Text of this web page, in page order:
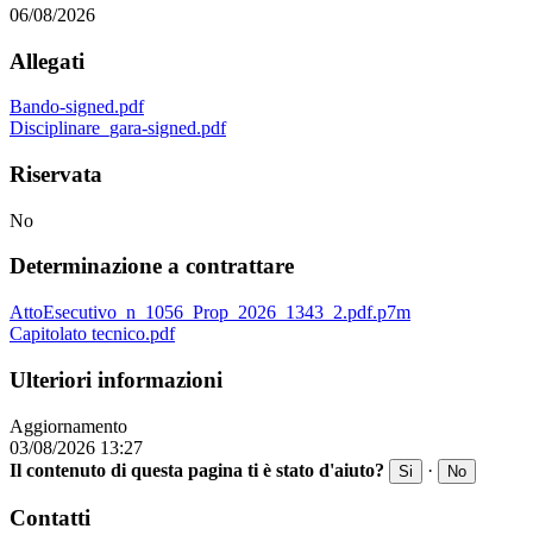
06/08/2026
Allegati
Bando-signed.pdf
Disciplinare_gara-signed.pdf
Riservata
No
Determinazione a contrattare
AttoEsecutivo_n_1056_Prop_2026_1343_2.pdf.p7m
Capitolato tecnico.pdf
Ulteriori informazioni
Aggiornamento
03/08/2026 13:27
Il contenuto di questa pagina ti è stato d'aiuto?
Si · No
Contatti